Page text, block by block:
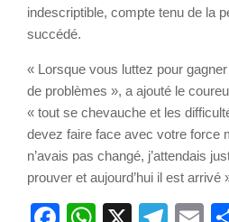
indescriptible, compte tenu de la
succédé.
« Lorsque vous luttez pour
de problèmes », a ajouté le
« tout se chevauche et les
devez faire face avec votre force
n’avais pas changé, j’attendais
prouver et aujourd’hui il est arrivé